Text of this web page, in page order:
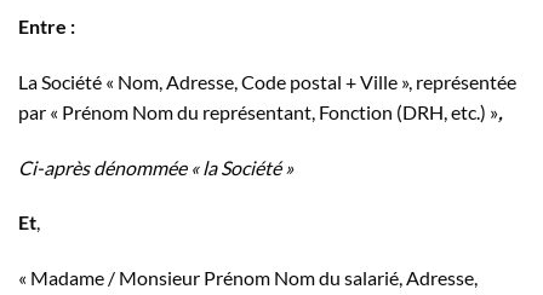
Entre :
La Société « Nom, Adresse, Code postal + Ville », représentée
par « Prénom Nom du représentant, Fonction (DRH, etc.) »,
Ci-après dénommée « la Société »
Et,
« Madame / Monsieur Prénom Nom du salarié, Adresse,